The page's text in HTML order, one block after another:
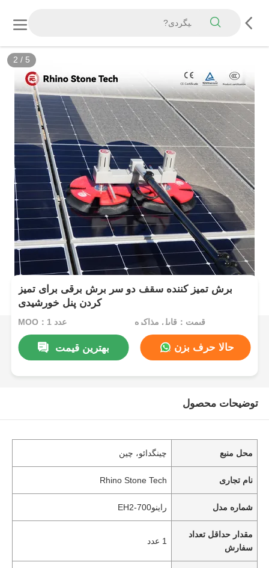
3 / 5
برش تمیز کننده سقف دو سر برش برقی برای تمیز
کردن پنل خورشیدی
MOQ：1 عدد قیمت：قابل مذاکره
بهترین قیمت حالا حرف بزن
توضیحات محصول
محل منبع چینگدائو، چین
نام تجاری Rhino Stone Tech
شماره مدل راینو700-EH2
مقدار حداقل تعداد
سفارش
1 عدد